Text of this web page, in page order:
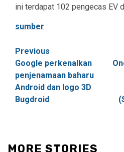
ini terdapat 102 pengecas EV
sumber
Post
navigation
Previous
Google perkenalkan
penjenamaan baharu
Android dan logo 3D
Bugdroid
MORE STORIES